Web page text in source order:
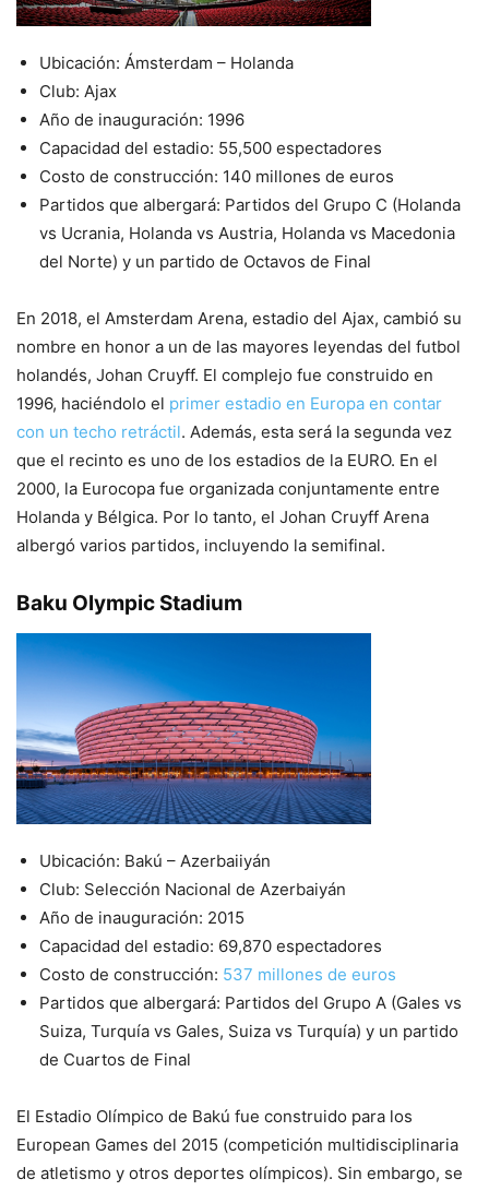
Ubicación: Ámsterdam – Holanda
Club: Ajax
Año de inauguración: 1996
Capacidad del estadio: 55,500 espectadores
Costo de construcción: 140 millones de euros
Partidos que albergará: Partidos del Grupo C (Holanda
vs Ucrania, Holanda vs Austria, Holanda vs Macedonia
del Norte) y un partido de Octavos de Final
En 2018, el Amsterdam Arena, estadio del Ajax, cambió su
nombre en honor a un de las mayores leyendas del futbol
holandés, Johan Cruyff. El complejo fue construido en
1996, haciéndolo el primer estadio en Europa en contar
con un techo retráctil. Además, esta será la segunda vez
que el recinto es uno de los estadios de la EURO. En el
2000, la Eurocopa fue organizada conjuntamente entre
Holanda y Bélgica. Por lo tanto, el Johan Cruyff Arena
albergó varios partidos, incluyendo la semifinal.
Baku Olympic Stadium
Ubicación: Bakú – Azerbaiiyán
Club: Selección Nacional de Azerbaiyán
Año de inauguración: 2015
Capacidad del estadio: 69,870 espectadores
Costo de construcción: 537 millones de euros
Partidos que albergará: Partidos del Grupo A (Gales vs
Suiza, Turquía vs Gales, Suiza vs Turquía) y un partido
de Cuartos de Final
El Estadio Olímpico de Bakú fue construido para los
European Games del 2015 (competición multidisciplinaria
de atletismo y otros deportes olímpicos). Sin embargo, se